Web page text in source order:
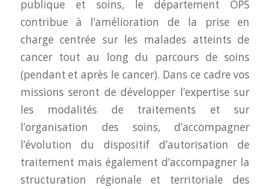
publique et soins, le département OPS
contribue à l’amélioration de la prise en
charge centrée sur les malades atteints de
cancer tout au long du parcours de soins
(pendant et après le cancer). Dans ce cadre vos
missions seront de développer l’expertise sur
les modalités de traitements et sur
l’organisation des soins, d’accompagner
l’évolution du dispositif d’autorisation de
traitement mais également d’accompagner la
structuration régionale et territoriale des